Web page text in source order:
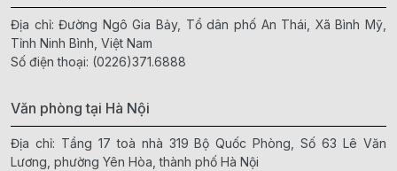
Địa chỉ: Đường Ngô Gia Bảy, Tổ dân phố An Thái, Xã Bình Mỹ,
Tỉnh Ninh Bình, Việt Nam
Số điện thoại: (0226)371.6888
Văn phòng tại Hà Nội
Địa chỉ: Tầng 17 toà nhà 319 Bộ Quốc Phòng, Số 63 Lê Văn
Lương, phường Yên Hòa, thành phố Hà Nội